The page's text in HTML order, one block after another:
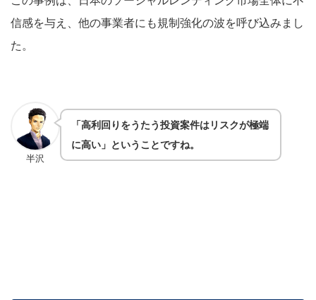
信感を与え、他の事業者にも規制強化の波を呼び込みまし
た。
半沢
「高利回りをうたう投資案件はリスクが極端
に高い」ということですね。